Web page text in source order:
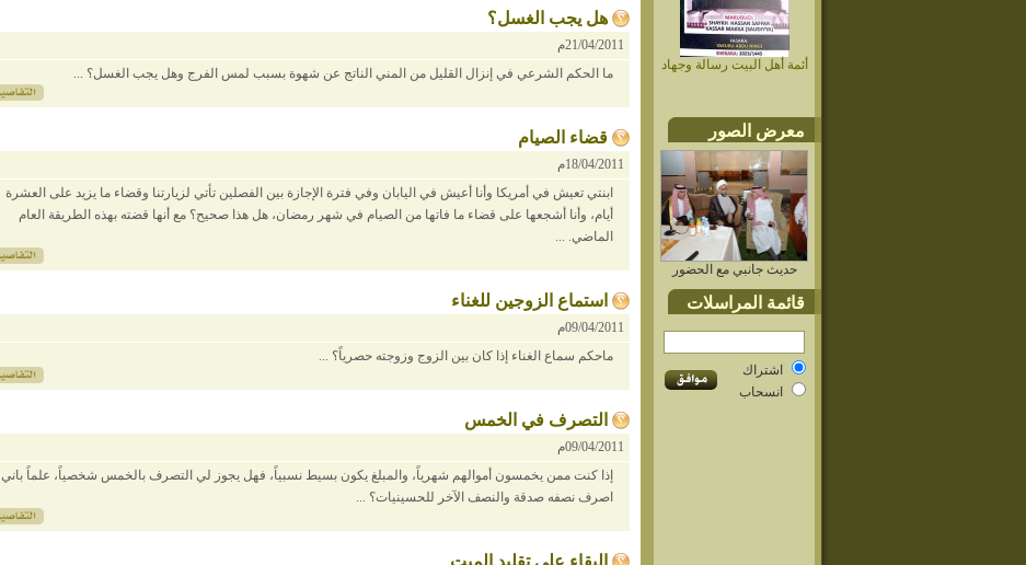
أئمة أهل البيت رسالة وجهاد
معرض الصور
حديث جانبي مع الحضور
قائمة المراسلات
اشتراك
انسحاب
هل يجب الغسل؟
21/04/2011م
ما الحكم الشرعي في إنزال القليل من المني الناتج عن شهوة بسبب لمس الفرج وهل يجب الغسل؟ ...
قضاء الصيام
18/04/2011م
ابنتي تعيش في أمريكا وأنا أعيش في اليابان وفي فترة الإجازة بين الفصلين تأتي لزيارتنا وقضاء ما يزيد على العشرة
أيام، وأنا أشجعها على قضاء ما فاتها من الصيام في شهر رمضان، هل هذا صحيح؟ مع أنها قضته بهذه الطريقة العام
الماضي. ...
استماع الزوجين للغناء
09/04/2011م
ماحكم سماع الغناء إذا كان بين الزوج وزوجته حصرياً؟ ...
التصرف في الخمس
09/04/2011م
إذا كنت ممن يخمسون أموالهم شهرياً، والمبلغ يكون بسيط نسبياً، فهل يجوز لي التصرف بالخمس شخصياً، علماً باني
اصرف نصفه صدقة والنصف الآخر للحسينيات؟ ...
البقاء على تقليد الميت